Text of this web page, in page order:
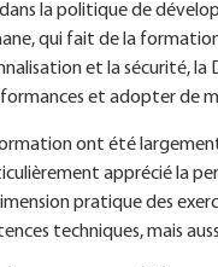
la politique de
qui fait de la
et la sécurité,
et adopter de
ont été
apprécié la
pratique des
techniques, mais